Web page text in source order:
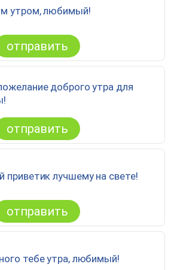
утром, любимый!
отправить
доброго утра для
отправить
приветик лучшему на свете!
отправить
тебе утра, любимый!